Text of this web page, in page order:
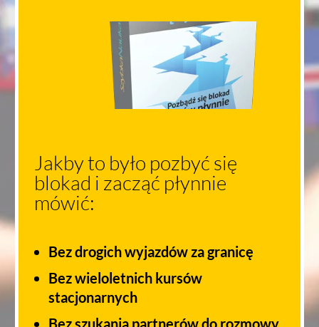
Jakby to było pozbyć się
blokad i zacząć płynnie
mówić:
Bez drogich wyjazdów za granicę
Bez wieloletnich kursów
stacjonarnych
Bez szukania partnerów do rozmowy